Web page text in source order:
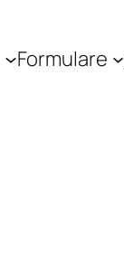
Formulare